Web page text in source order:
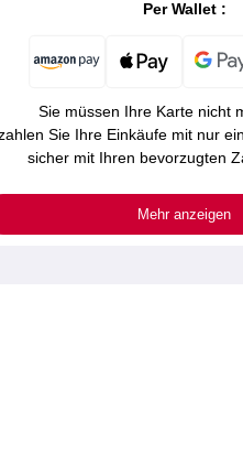
Per Wallet :
Sie müssen Ihre Karte nicht
Sie Ihre Einkäufe mit nur
sicher mit Ihren bevorzugten
Mehr anzeigen